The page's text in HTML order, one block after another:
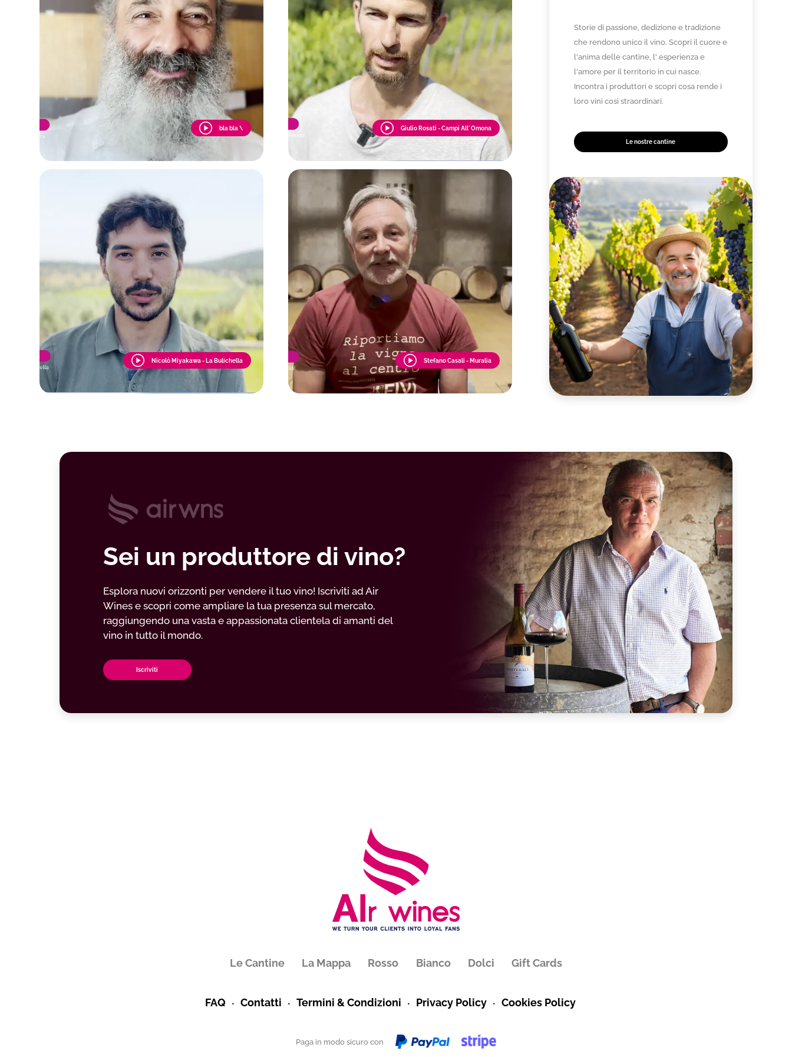
bla bla \ Giulio Rosati - Campi All' Omona
Nicolò Miyakawa - La Bulichella Stefano Casali - Muralia
Storie di passione, dedizione e tradizione
che rendono unico il vino. Scopri il cuore e
l'anima delle cantine, l' esperienza e
l'amore per il territorio in cui nasce.
Incontra i produttori e scopri cosa rende i
loro vini così straordinari.
Le nostre cantine
Sei un produttore di vino?
Esplora nuovi orizzonti per vendere il tuo vino! Iscriviti ad Air
Wines e scopri come ampliare la tua presenza sul mercato,
raggiungendo una vasta e appassionata clientela di amanti del
vino in tutto il mondo.
Iscriviti
Le Cantine La Mappa Rosso Bianco Dolci Gift Cards
FAQ Contatti Termini & Condizioni Privacy Policy Cookies Policy
Paga in modo sicuro con